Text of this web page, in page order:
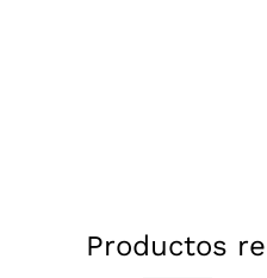
Productos